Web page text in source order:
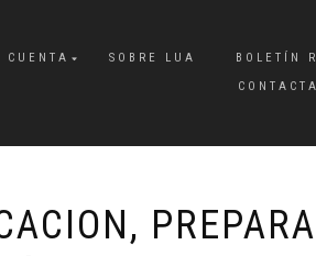
CUENTA SOBRE LUA
BOLETÍN